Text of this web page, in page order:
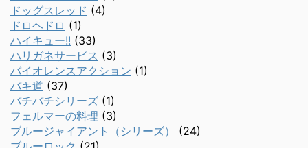
ドッグスレッド (4)
ドロヘドロ (1)
ハイキュー!! (33)
ハリガネサービス (3)
バイオレンスアクション (1)
バキ道 (37)
バチバチシリーズ (1)
フェルマーの料理 (3)
ブルージャイアント（シリーズ）
(24)